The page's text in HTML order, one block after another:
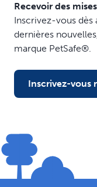
Recevoir des
Inscrivez-vous
dernières
marque PetSafe®.
Inscrivez-vous